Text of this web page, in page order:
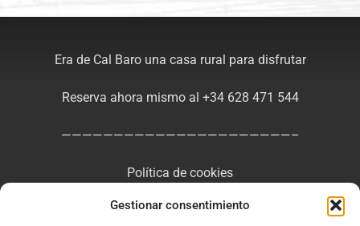
Gestionar consentimiento
Era de Cal Baro una casa rural para disfrutar
Reserva ahora mismo al +34 628 471 544
——————————————————————–
Política de cookies
Política de privacidad